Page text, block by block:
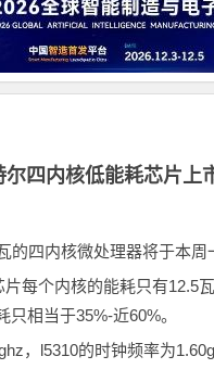
尔四内核低能耗芯片上
的四内核微处理器将于本周
个内核的能耗只有12.5
相当于35%-近60%。
，l5310的时钟频率为